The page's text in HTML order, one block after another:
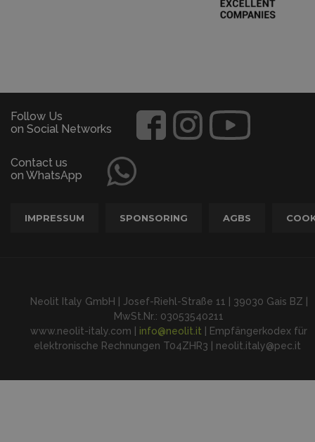
Follow Us
on Social Networks
Contact us
on WhatsApp
IMPRESSUM SPONSORING AGBS
Neolit Italy GmbH | Josef-Riehl-Straße 11 | 39030 Gais BZ |
MwSt.Nr.: 03053540211
www.neolit-italy.com | info@neolit.it | Empfängerkodex für
elektronische Rechnungen T04ZHR3 | neolit.italy@pec.it